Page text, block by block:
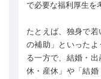
で必要な福利厚生を
たとえば、独身で
の補助」といった
る一方で、結婚・
休・産休」や「結